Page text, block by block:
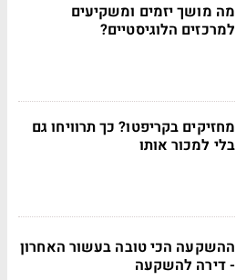
מה מושך יזמים ומשקיעים
למרכזים הלוגיסטיים?
מחזיקים בקריפטו? כך תרוויחו גם
בלי למכור אותו
ההשקעה הכי טובה בעשור האחרון
- דירה להשקעה